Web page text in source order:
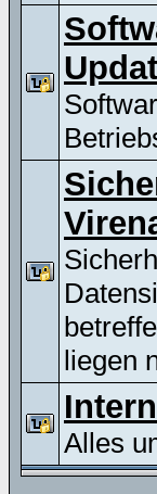
liegen
Alles